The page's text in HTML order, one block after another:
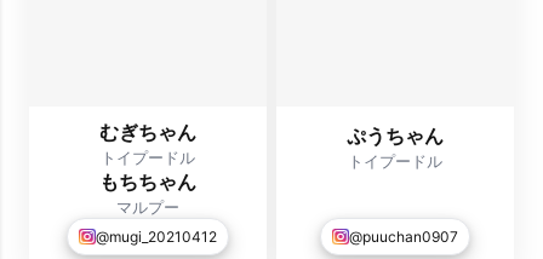
むぎちゃん
トイプードル
もちちゃん
マルプー
@mugi_20210412
ぷうちゃん
トイプードル
@puuchan0907